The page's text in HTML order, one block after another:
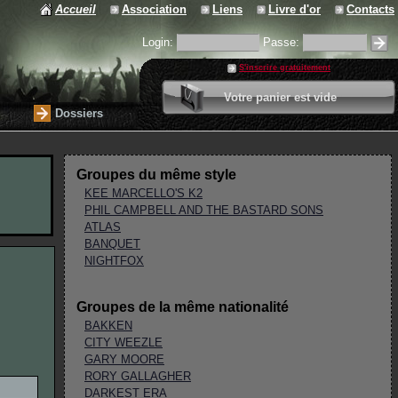
Accueil Association Liens Livre d'or Contacts
Login: Passe:
S'inscrire gratuitement
Votre panier est vide
0 article
Valider votre panier
Dossiers
Groupes du même style
KEE MARCELLO'S K2
PHIL CAMPBELL AND THE BASTARD SONS
ATLAS
BANQUET
NIGHTFOX
Groupes de la même nationalité
BAKKEN
CITY WEEZLE
GARY MOORE
RORY GALLAGHER
DARKEST ERA